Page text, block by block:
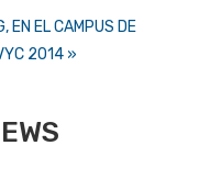
EN EL CAMPUS DE
2014 »